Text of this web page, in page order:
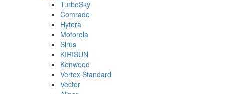
TurboSky
Comrade
Hytera
Motorola
Sirus
KIRISUN
Kenwood
Vertex Standard
Vector